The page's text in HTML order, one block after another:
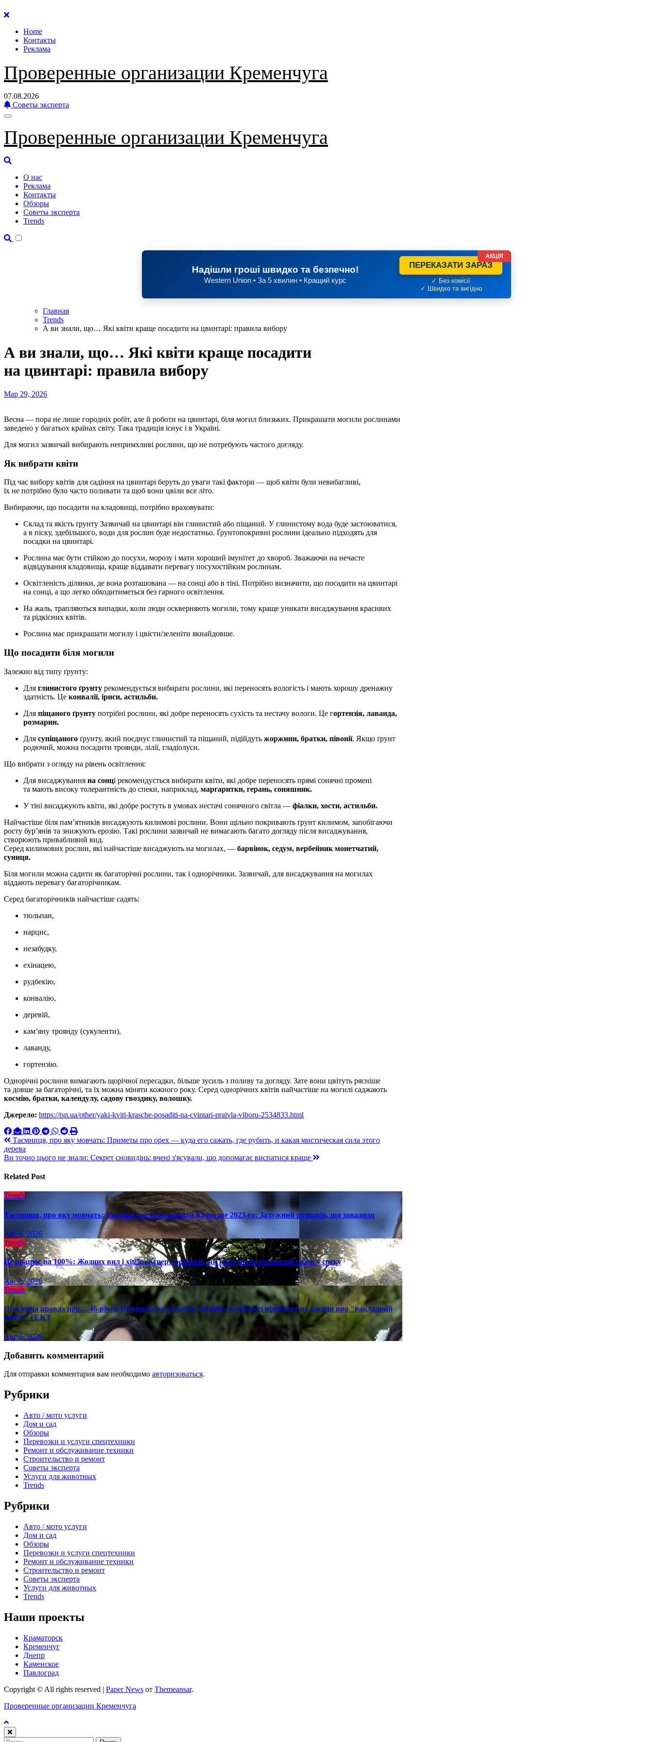
Перейти
содержанию
Home
Контакты
Реклама
Проверенные организации Кременчуга
07.08.2026
Советы эксперта
Проверенные организации Кременчуга
О нас
Реклама
Контакты
Обзоры
Советы эксперта
Trends
Надішли гроші швидко та безпечно!
Western Union • За 5 хвилин • Кращий курс
ПЕРЕКАЗАТИ ЗАРАЗ
✓ Без комісії
✓ Швидко та вигідно
АКЦІЯ
Главная
Trends
А ви знали, що… Які квіти краще посадити на цвинтарі: правила вибору
А ви знали, що… Які квіти краще посадити
на цвинтарі: правила вибору
Мар 29, 2026
Весна — пора не лише городніх робіт, але й роботи на цвинтарі, біля могил близьких. Прикрашати могили рослинами
заведено у багатьох країнах світу. Така традиція існує і в Україні.
Для могил зазвичай вибирають непримхливі рослини, що не потребують частого догляду.
Як вибрати квіти
Під час вибору квітів для садіння на цвинтарі беруть до уваги такі фактори — щоб квіти були невибагливі,
їх не потрібно було часто поливати та щоб вони цвіли все літо.
Вибираючи, що посадити на кладовищі, потрібно враховувати:
Склад та якість ґрунту Зазвичай на цвинтарі він глинистий або піщаний. У глинистому вода буде застоюватися,
а в піску, здебільшого, води для рослин буде недостатньо. Ґрунтопокривні рослини ідеально підходять для
посадки на цвинтарі.
Рослина має бути стійкою до посухи, морозу і мати хороший імунітет до хвороб. Зважаючи на нечасте
відвідування кладовища, краще віддавати перевагу посухостійким рослинам.
Освітленість ділянки, де вона розташована — на сонці або в тіні. Потрібно визначити, що посадити на цвинтарі
на сонці, а що легко обходитиметься без гарного освітлення.
На жаль, трапляються випадки, коли люди оскверняють могили, тому краще уникати висаджування красивих
та рідкісних квітів.
Рослина має прикрашати могилу і цвісти/зеленіти якнайдовше.
Що посадити біля могили
Залежно від типу ґрунту:
Для глинистого ґрунту рекомендується вибирати рослини, які переносять вологість і мають хорошу дренажну
здатність. Це конвалії, іриси, астильби.
Для піщаного ґрунту потрібні рослини, які добре переносять сухість та нестачу вологи. Це гортензія, лаванда,
розмарин.
Для супіщаного ґрунту, який поєднує глинистий та піщаний, підійдуть жоржини, братки, півонії. Якщо ґрунт
родючий, можна посадити троянди, лілії, гладіолуси.
Що вибрати з огляду на рівень освітлення:
Для висаджування на сонці рекомендується вибирати квіти, які добре переносять прямі сонячні промені
та мають високу толерантність до спеки, наприклад, маргаритки, герань, соняшник.
У тіні висаджують квіти, які добре ростуть в умовах нестачі сонячного світла — фіалки, хости, астильби.
Найчастіше біля пам’ятників висаджують килимові рослини. Вони щільно покривають ґрунт килимом, запобігаючи
росту бур’янів та знижують ерозію. Такі рослини зазвичай не вимагають багато догляду після висаджування,
створюють привабливий вид.
Серед килимових рослин, які найчастіше висаджують на могилах, — барвінок, седум, вербейник монетчатий,
суниця.
Біля могили можна садити як багаторічні рослини, так і однорічники. Зазвичай, для висаджування на могилах
віддають перевагу багаторічникам.
Серед багаторічників найчастіше садять:
тюльпан,
нарцис,
незабудку,
ехінацею,
рудбекію,
конвалію,
деревій,
кам’яну троянду (сукуленти),
лаванду,
гортензію.
Однорічні рослини вимагають щорічної пересадки, більше зусиль з поливу та догляду. Зате вони цвітуть рясніше
та довше за багаторічні, та їх можна міняти кожного року. Серед однорічних квітів найчастіше на могилі саджають
космію, братки, календулу, садову гвоздику, волошку.
Джерело: https://tsn.ua/other/yaki-kviti-krasche-posaditi-na-cvintari-praivla-viboru-2534833.html
Навигация
по
Таємниця, про яку мовчать: Приметы про орех — куда его сажать, где рубить, и какая мистическая сила этого
дерева
Ви точно цього не знали: Секрет сновидінь: вчені з'ясували, що допомагає виспатися краще
Related Post
Trends
Таємниця, про яку мовчать: Україна могла ізолювати Крим ще 2023-го: Залужний розповів, що завадило
Авг 6, 2026
Trends
Це працює на 100%: Жодних вил і хімії: експерт розповів, як врятувати вигорілий газон у спеку
Авг 6, 2026
Trends
Шокуюча правда про… 46-річна Вітвіцька на останніх місяцях вагітності відповіла на закиди про "накладний
живіт" і ЕКЗ
Авг 6, 2026
Добавить комментарий
Для отправки комментария вам необходимо авторизоваться.
Рубрики
Авто / мото услуги
Дом и сад
Обзоры
Перевозки и услуги спецтехники
Ремонт и обслуживание техники
Строительство и ремонт
Советы эксперта
Услуги для животных
Trends
Рубрики
Авто / мото услуги
Дом и сад
Обзоры
Перевозки и услуги спецтехники
Ремонт и обслуживание техники
Строительство и ремонт
Советы эксперта
Услуги для животных
Trends
Наши проекты
Краматорск
Кременчуг
Днепр
Каменское
Павлоград
Copyright © All rights reserved | Paper News от Themeansar.
Проверенные организации Кременчуга